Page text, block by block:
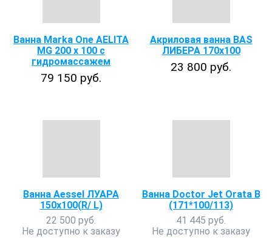
Ванна Marka One AELITA
MG 200 x 100 с
гидромассажем
79 150 руб.
Акриловая ванна BAS
ЛИБЕРА 170х100
23 800 руб.
Ванна Aessel ЛУАРА
150х100(R/ L)
22 500 руб.
Не доступно к заказу
Ванна Doctor Jet Orata B
(171*100/113)
41 445 руб.
Не доступно к заказу